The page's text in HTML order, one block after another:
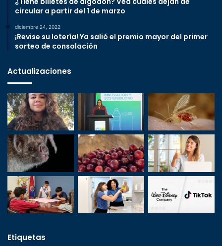
circular a partir del 1 de marzo
diciembre 24, 2022
¡Revise su lotería! Ya salió el premio mayor del primer
sorteo de consolación
Actualizaciones
Etiquetas